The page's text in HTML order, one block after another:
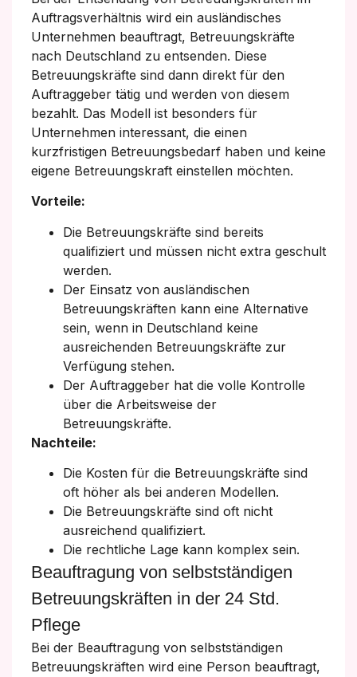
Auftragsverhältnis wird ein ausländisches
Unternehmen beauftragt, Betreuungskräfte
nach Deutschland zu entsenden. Diese
Betreuungskräfte sind dann direkt für den
Auftraggeber tätig und werden von diesem
bezahlt. Das Modell ist besonders für
Unternehmen interessant, die einen
kurzfristigen Betreuungsbedarf haben und keine
eigene Betreuungskraft einstellen möchten.
Vorteile:
Die Betreuungskräfte sind bereits
qualifiziert und müssen nicht extra geschult
werden.
Der Einsatz von ausländischen
Betreuungskräften kann eine Alternative
sein, wenn in Deutschland keine
ausreichenden Betreuungskräfte zur
Verfügung stehen.
Der Auftraggeber hat die volle Kontrolle
über die Arbeitsweise der
Betreuungskräfte.
Nachteile:
Die Kosten für die Betreuungskräfte sind
oft höher als bei anderen Modellen.
Die Betreuungskräfte sind oft nicht
ausreichend qualifiziert.
Die rechtliche Lage kann komplex sein.
Beauftragung von selbstständigen
Betreuungskräften in der 24 Std.
Pflege
Bei der Beauftragung von selbstständigen
Betreuungskräften wird eine Person beauftragt,